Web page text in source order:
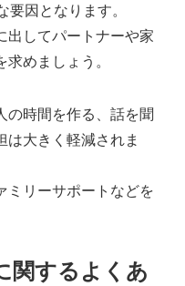
因となります。
出してパートナーや家
めましょう。
の時間を作る、話を聞
は大きく軽減されま
ミリーサポートなどを
関するよくあ